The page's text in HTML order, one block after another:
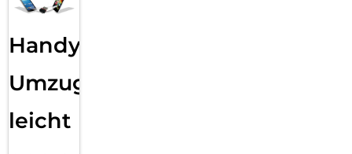
Handy
Umzug
leicht